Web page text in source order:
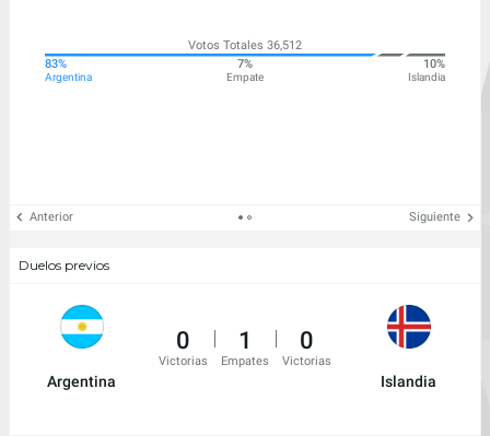
Votos Totales 36,512
83%
Argentina
7%
Empate
10%
Islandia
Anterior Siguiente
Duelos previos
Argentina
0
Victorias
1
Empates
0
Victorias
Islandia